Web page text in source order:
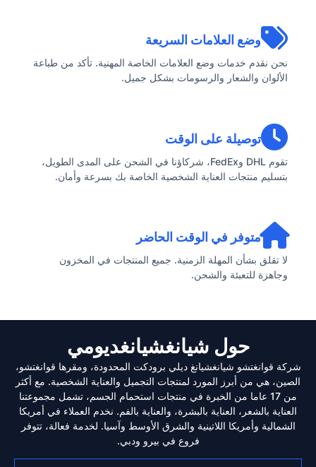
وضع العلامات السريعة
نحن نقدم خدمات وضع العلامات الخاصة المهنية. تأكد من طباعة
الألوان والشعار والرسومات بشكل جميل.
توصيلة على الوقت
تقوم DHL وFedEx، شركاؤنا في الشحن على المدى الطويل،
بتسليم منتجات العناية الشخصية الخاصة بك بسرعة وأمان.
متوفر في الوقت الحاضر
لا تقلق بشأن المهلة الزمنية. جميع المنتجات في المخزون
وجاهزة للتعبئة والشحن.
حول شيانغشيانغديومي
شركة قوانغتشو شيانغشيانغ ديلي برودكت المحدودة، ومقرها قوانغتشو،
الصين، هي من أبرز المورد لمنتجات التجميل والعناية الشخصية. مع أكثر
من 17 عاما من الخبرة في منتجات استحمام الجسم، تشمل مجموعتنا
العناية بالشعر، العناية بالبشرة، والعناية بالفم. نخدم العملاء في أمريكا
الشمالية وأمريكا اللاتينية والشرق الأوسط وآسيا. لخدمة فعالة، تتوفر
فروع في بيرو ودبي.